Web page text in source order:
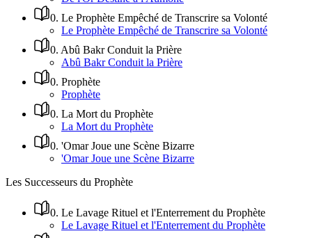
0. Le Prophète Empêché de Transcrire sa Volonté
Le Prophète Empêché de Transcrire sa Volonté
0. Abû Bakr Conduit la Prière
Abû Bakr Conduit la Prière
0. Prophète
Prophète
0. La Mort du Prophète
La Mort du Prophète
0. 'Omar Joue une Scène Bizarre
'Omar Joue une Scène Bizarre
Les Successeurs du Prophète
0. Le Lavage Rituel et l'Enterrement du Prophète
Le Lavage Rituel et l'Enterrement du Prophète